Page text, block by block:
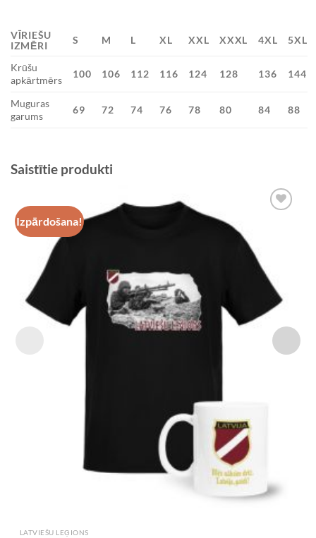
VĪRIEŠU
IZMĒRI
S M L XL XXL XXXL 4XL 5XL
Krūšu
apkārtmērs
100 106 112 116 124 128 136 144
Muguras
garums
69 72 74 76 78 80 84 88
Saistītie produkti
Izpārdošana!
LATVIEŠU LEĢIONS